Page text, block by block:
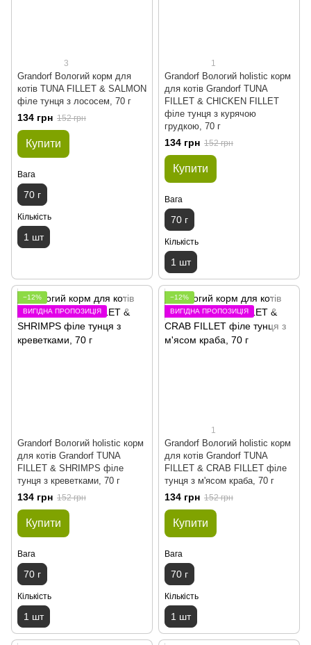
3
Grandorf Вологий корм для
котів TUNA FILLET & SALMON
філе тунця з лососем, 70 г
134 грн 152 грн
Купити
Вага
70 г
Кількість
1 шт
1
Grandorf Вологий holistic корм
для котів Grandorf TUNA
FILLET & CHICKEN FILLET
філе тунця з курячою
грудкою, 70 г
134 грн 152 грн
Купити
Вага
70 г
Кількість
1 шт
−12%
ВИГІДНА ПРОПОЗИЦІЯ
Grandorf Вологий holistic корм
для котів Grandorf TUNA
FILLET & SHRIMPS філе
тунця з креветками, 70 г
134 грн 152 грн
Купити
Вага
70 г
Кількість
1 шт
−12%
ВИГІДНА ПРОПОЗИЦІЯ
1
Grandorf Вологий holistic корм
для котів Grandorf TUNA
FILLET & CRAB FILLET філе
тунця з м'ясом краба, 70 г
134 грн 152 грн
Купити
Вага
70 г
Кількість
1 шт